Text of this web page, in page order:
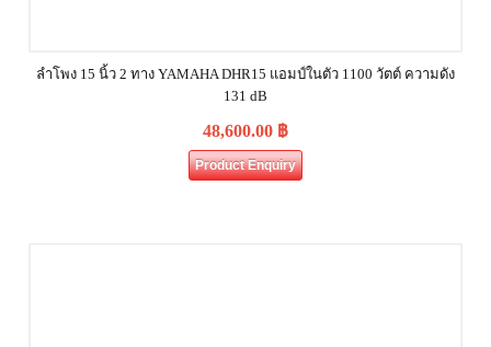
ลำโพง 15 นิ้ว 2 ทาง YAMAHA DHR15 แอมป์ในตัว 1100 วัตต์ ความดัง
131 dB
48,600.00 ฿
Product Enquiry